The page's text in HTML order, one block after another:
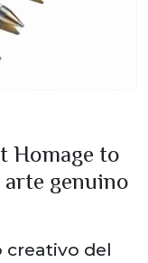
Homage to
genuino
del